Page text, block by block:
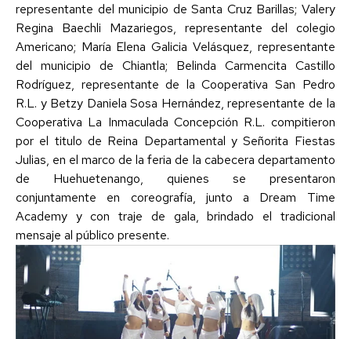
representante del municipio de Santa Cruz Barillas; Valery
Regina Baechli Mazariegos, representante del colegio
Americano; María Elena Galicia Velásquez, representante
del municipio de Chiantla; Belinda Carmencita Castillo
Rodríguez, representante de la Cooperativa San Pedro
R.L. y Betzy Daniela Sosa Hernández, representante de la
Cooperativa La Inmaculada Concepción R.L. compitieron
por el titulo de Reina Departamental y Señorita Fiestas
Julias, en el marco de la feria de la cabecera departamento
de Huehuetenango, quienes se presentaron
conjuntamente en coreografía, junto a Dream Time
Academy y con traje de gala, brindado el tradicional
mensaje al público presente.